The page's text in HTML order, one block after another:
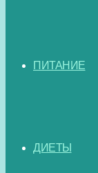
ПИТАНИЕ
ДИЕТЫ